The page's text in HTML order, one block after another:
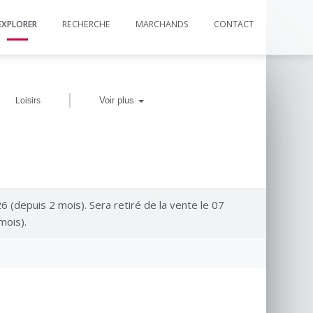
RECHERCHE MARCHANDS CONTACT
Loisirs | Voir plus
(depuis 2 mois). Sera retiré de la vente le 07